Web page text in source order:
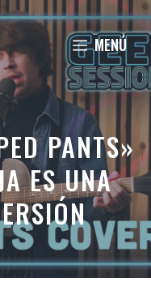
MENÚ
PANTS»
ES UNA